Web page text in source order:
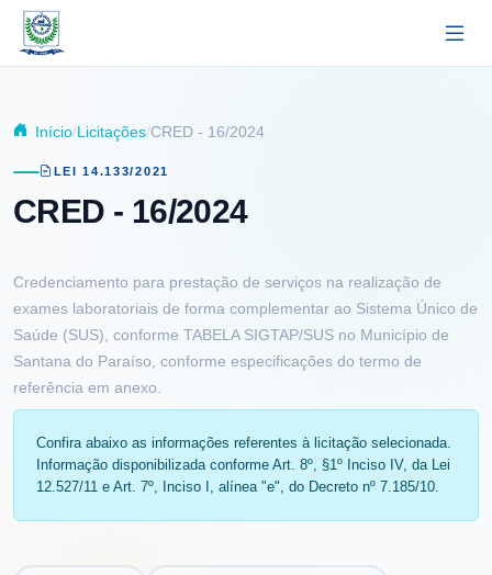
Pular para o conteúdo principal
Início Licitações CRED - 16/2024
LEI 14.133/2021
CRED - 16/2024
Credenciamento para prestação de serviços na realização de
exames laboratoriais de forma complementar ao Sistema Único de
Saúde (SUS), conforme TABELA SIGTAP/SUS no Município de
Santana do Paraíso, conforme especificações do termo de
referência em anexo.
Confira abaixo as informações referentes à licitação selecionada.
Informação disponibilizada conforme Art. 8º, §1º Inciso IV, da Lei
12.527/11 e Art. 7º, Inciso I, alínea "e", do Decreto nº 7.185/10.